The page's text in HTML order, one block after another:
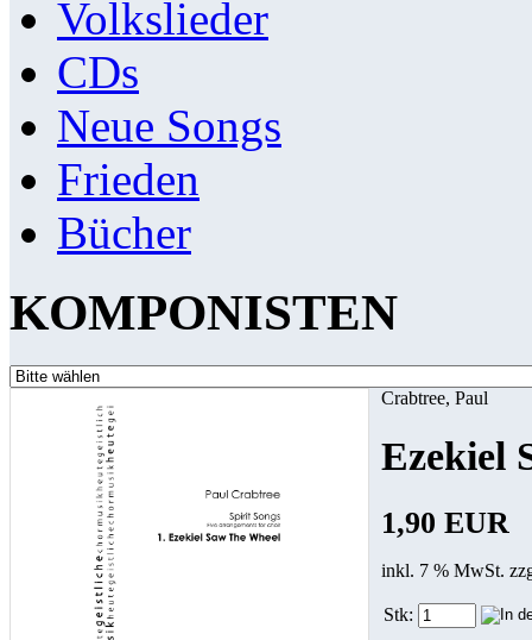
Volkslieder
CDs
Neue Songs
Frieden
Bücher
KOMPONISTEN
Crabtree, Paul
Ezekiel
1,90 EUR
inkl. 7 % MwSt.
Stk: